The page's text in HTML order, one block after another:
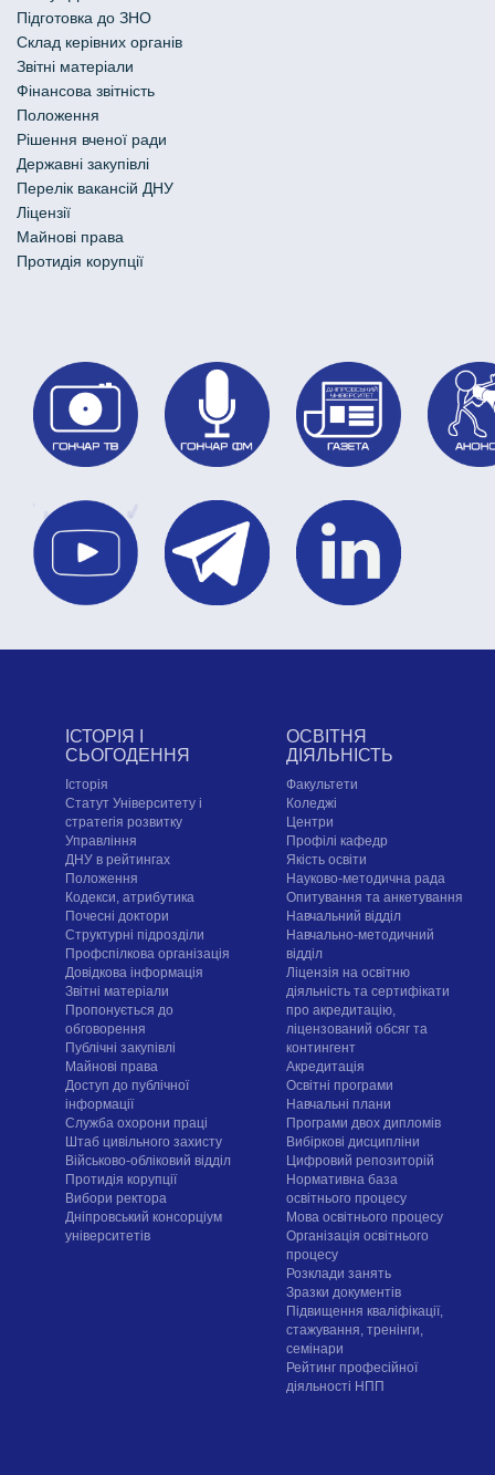
Підготовка до ЗНО
Склад керівних органів
Звітні матеріали
Фінансова звітність
Положення
Рішення вченої ради
Державні закупівлі
Перелік вакансій ДНУ
Ліцензії
Майнові права
Протидія корупції
ІСТОРІЯ І
СЬОГОДЕННЯ
Історія
Статут Університету і
стратегія розвитку
Управління
ДНУ в рейтингах
Положення
Кодекси, атрибутика
Почесні доктори
Структурні підрозділи
Профспілкова організація
Довідкова інформація
Звітні матеріали
Пропонується до
обговорення
Публічні закупівлі
Майнові права
Доступ до публічної
інформації
Служба охорони праці
Штаб цивільного захисту
Військово-обліковий відділ
Протидія корупції
Вибори ректора
Дніпровський консорціум
університетів
ОСВІТНЯ
ДІЯЛЬНІСТЬ
Факультети
Коледжі
Центри
Профілі кафедр
Якість освіти
Науково-методична рада
Опитування та анкетування
Навчальний відділ
Навчально-методичний
відділ
Ліцензія на освітню
діяльність та сертифікати
про акредитацію,
ліцензований обсяг та
контингент
Акредитація
Освітні програми
Навчальні плани
Програми двох дипломів
Вибіркові дисципліни
Цифровий репозиторій
Нормативна база
освітнього процесу
Мова освітнього процесу
Організація освітнього
процесу
Розклади занять
Зразки документів
Підвищення кваліфікації,
стажування, тренінги,
семінари
Рейтинг професійної
діяльності НПП